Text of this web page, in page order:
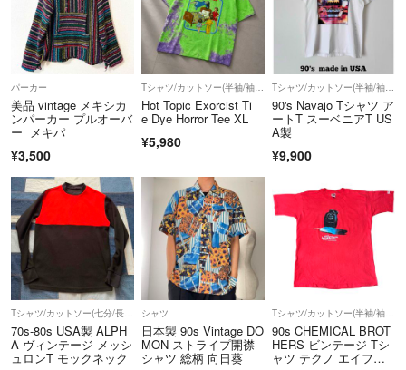
来ない場合、おおよそのお支払日のご連絡をお願いいたします。
■素人採寸ですので若干の誤差はご了承ください
■ハンドメイド商品が基本となり、完璧な商品でないかもしれません
が、精一杯に製作しております。もし完璧を求められる方は大変恐縮で
すが、ご購入はお控え頂きますようお願い致します。
気持ちの良い取引ができる様に頑張りますのでよろしくお願いします☺
パーカー
美品 vintage メキシカ
ンパーカー プルオーバ
ー メキパ
¥3,500
Tシャツ/カットソー(半袖/袖なし)
Hot Topic Exorcist Ti
e Dye Horror Tee XL
¥5,980
Tシャツ/カットソー(半袖/袖なし)
90's Navajo Tシャツ ア
ートT スーベニアT US
A製
¥9,900
Tシャツ/カットソー(七分/長袖)
70s-80s USA製 ALPH
A ヴィンテージ メッシ
ュロンT モックネック
シャツ
日本製 90s Vintage DO
MON ストライプ開襟
シャツ 総柄 向日葵
Tシャツ/カットソー(半袖/袖なし)
90s CHEMICAL BROT
HERS ビンテージ Tシ
ャツ テクノ エイフェ